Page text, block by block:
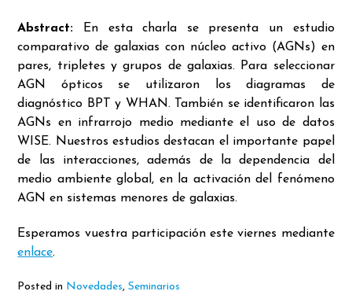
Abstract: En esta charla se presenta un estudio
comparativo de galaxias con núcleo activo (AGNs) en
pares, tripletes y grupos de galaxias. Para seleccionar
AGN ópticos se utilizaron los diagramas de
diagnóstico BPT y WHAN. También se identificaron las
AGNs en infrarrojo medio mediante el uso de datos
WISE. Nuestros estudios destacan el importante papel
de las interacciones, además de la dependencia del
medio ambiente global, en la activación del fenómeno
AGN en sistemas menores de galaxias.
Esperamos vuestra participación este viernes mediante
enlace.
Posted in Novedades,Seminarios